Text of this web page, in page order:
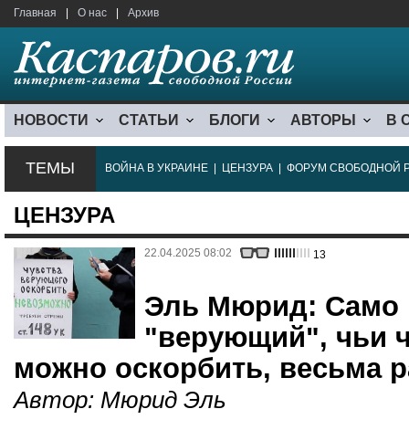
Главная О нас Архив
НОВОСТИ СТАТЬИ БЛОГИ АВТОРЫ В
ТЕМЫ ВОЙНА В УКРАИНЕ ЦЕНЗУРА ФОРУМ СВОБОДНОЙ
ЦЕНЗУРА
22.04.2025 08:02 13
Эль Мюрид: Само
"верующий", чьи
можно оскорбить, весьма
Автор: Мюрид Эль